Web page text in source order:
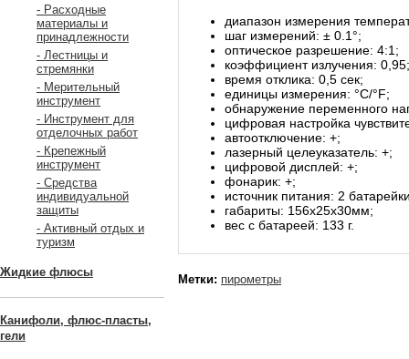
- Расходные
материалы и
принадлежности
- Лестницы и
стремянки
- Мерительный
инструмент
- Инструмент для
отделочных работ
- Крепежный
инструмент
- Средства
индивидуальной
защиты
- Активный отдых и
туризм
Жидкие флюсы
Канифоли, флюс-пласты,
гели
диапазон измерения
шаг измерений: ± 0.1°;
оптическое разрешение: 4:1;
коэффициент излучения: 0,95;
время отклика: 0,5 сек;
единицы измерения: °C/°F;
обнаружение переменного
цифровая настройка
автоотключение: +;
лазерный целеуказатель: +;
цифровой дисплей: +;
фонарик: +;
источник питания: 2
габариты: 156х25х30мм;
вес с батареей: 133 г.
Метки: пирометры